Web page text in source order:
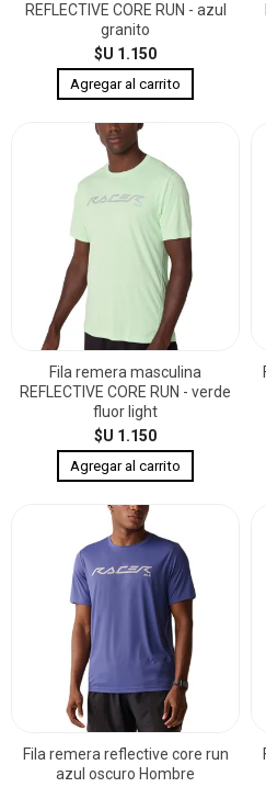
REFLECTIVE CORE RUN - azul
granito
$U 1.150
Fila remera masculina
REFLECTIVE CORE RUN - verde
fluor light
$U 1.150
Fila remera reflective core run
azul oscuro Hombre